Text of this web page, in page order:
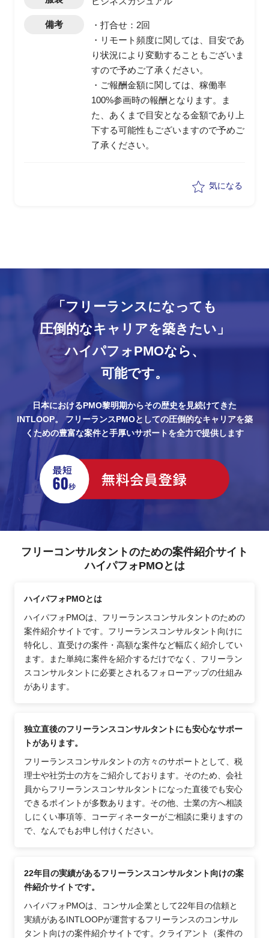
備考
・打合せ：2回
・リモート頻度に関しては、目安であ
り状況により変動することもございま
すので予めご了承ください。
・ご報酬金額に関しては、稼働率
100%参画時の報酬となります。ま
た、あくまで目安となる金額であり上
下する可能性もございますので予めご
了承ください。
気になる
「フリーランスになっても
圧倒的なキャリアを築きたい」
ハイパフォPMOなら、
可能です。
日本におけるPMO黎明期からその歴史を見続けてきた
INTLOOP。
フリーランスPMOとしての圧倒的なキャリアを築
くための豊富な案件と手厚いサポートを全力で提供します
フリーコンサルタントのための案件紹介サイト
ハイパフォPMOとは
ハイパフォPMOとは
ハイパフォPMOは、フリーランスコンサルタントのための
案件紹介サイトです。フリーランスコンサルタント向けに
特化し、直受けの案件・高額な案件など幅広く紹介してい
ます。また単純に案件を紹介するだけでなく、フリーラン
スコンサルタントに必要とされるフォローアップの仕組み
があります。
独立直後のフリーランスコンサルタントにも安心なサポー
トがあります。
フリーランスコンサルタントの方々のサポートとして、税
理士や社労士の方をご紹介しております。そのため、会社
員からフリーランスコンサルタントになった直後でも安心
できるポイントが多数あります。その他、士業の方へ相談
しにくい事項等、コーディネーターがご相談に乗りますの
で、なんでもお申し付けください。
22年目の実績があるフリーランスコンサルタント向けの案
件紹介サイトです。
ハイパフォPMOは、コンサル企業として22年目の信頼と
実績があるINTLOOPが運営するフリーランスのコンサル
タント向けの案件紹介サイトです。クライアント（案件の